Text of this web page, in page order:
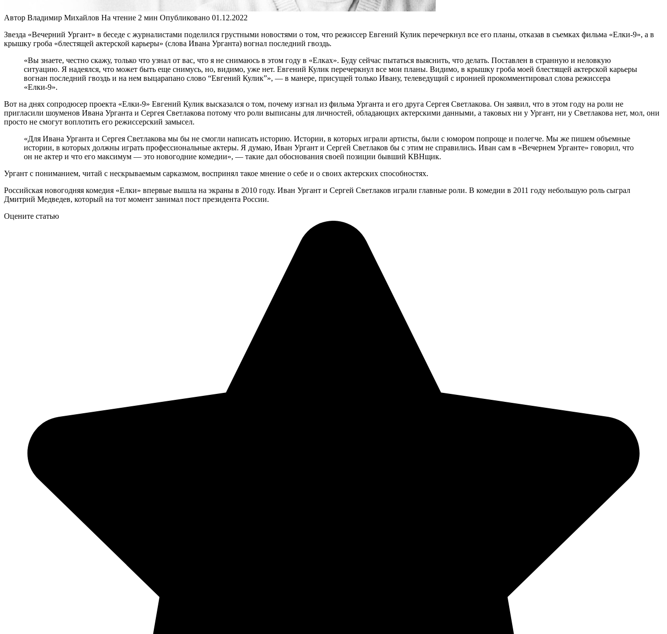
Автор Владимир Михайлов На чтение 2 мин Опубликовано 01.12.2022
Звезда «Вечерний Ургант» в беседе с журналистами поделился грустными новостями о том, что режиссер Евгений Кулик перечеркнул все его планы, отказав в съемках фильма «Елки-9», а в
крышку гроба «блестящей актерской карьеры» (слова Ивана Урганта) вогнал последний гвоздь.
«Вы знаете, честно скажу, только что узнал от вас, что я не снимаюсь в этом году в «Елках». Буду сейчас пытаться выяснить, что делать. Поставлен в странную и неловкую
ситуацию. Я надеялся, что может быть еще снимусь, но, видимо, уже нет. Евгений Кулик перечеркнул все мои планы. Видимо, в крышку гроба моей блестящей актерской карьеры
вогнан последний гвоздь и на нем выцарапано слово “Евгений Кулик”», — в манере, присущей только Ивану, телеведущий с иронией прокомментировал слова режиссера
«Елки-9».
Вот на днях сопродюсер проекта «Елки-9» Евгений Кулик высказался о том, почему изгнал из фильма Урганта и его друга Сергея Светлакова. Он заявил, что в этом году на роли не
пригласили шоуменов Ивана Урганта и Сергея Светлакова потому что роли выписаны для личностей, обладающих актерскими данными, а таковых ни у Ургант, ни у Светлакова нет, мол, они
просто не смогут воплотить его режиссерский замысел.
«Для Ивана Урганта и Сергея Светлакова мы бы не смогли написать историю. Истории, в которых играли артисты, были с юмором попроще и полегче. Мы же пишем объемные
истории, в которых должны играть профессиональные актеры. Я думаю, Иван Ургант и Сергей Светлаков бы с этим не справились. Иван сам в «Вечернем Урганте» говорил, что
он не актер и что его максимум — это новогодние комедии», — такие дал обоснования своей позиции бывший КВНщик.
Ургант с пониманием, читай с нескрываемым сарказмом, воспринял такое мнение о себе и о своих актерских способностях.
Российская новогодняя комедия «Елки» впервые вышла на экраны в 2010 году. Иван Ургант и Сергей Светлаков играли главные роли. В комедии в 2011 году небольшую роль сыграл
Дмитрий Медведев, который на тот момент занимал пост президента России.
Оцените статью